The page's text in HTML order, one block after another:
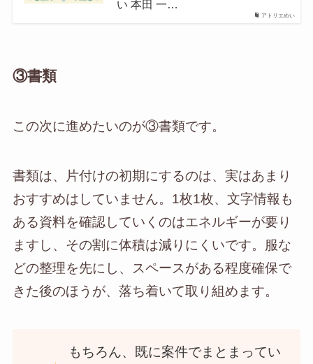
アトリエめい
い 本田 一…
③書類
この次に進めたいのが③書類です。
書類は、片付けの初期にするのは、実はあまり
おすすめはしていません。1枚1枚、文字情報も
ある資料を確認していくのはエネルギーが要り
ますし、その割に体積は減りにくいです。服な
どの整理を先にし、スペースがある程度確保で
きた後のほうが、落ち着いて取り組めます。
もちろん、既に案件でまとまってい